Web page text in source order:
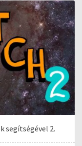
segítségével 2.